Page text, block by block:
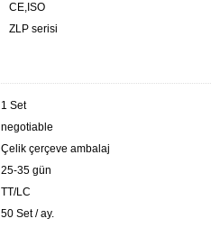
CE,ISO
ZLP serisi
1 Set
negotiable
Çelik çerçeve ambalaj
25-35 gün
TT/LC
50 Set / ay.